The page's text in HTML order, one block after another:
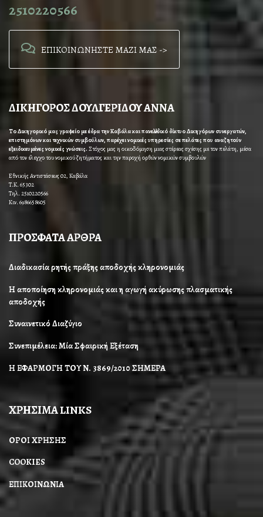
2510220566
ΕΠΙΚΟΙΝΩΝΗΣΤΕ ΜΑΖΙ ΜΑΣ ->
ΔΙΚΗΓΟΡΟΣ ΔΟΥΛΓΕΡΙΔΟΥ ΑΝΝΑ
Το Δικηγορικό μας γραφείο με έδρα την Καβάλα και πανελλαδικό δίκτυο Δικηγόρων συνεργατών,
επιστημόνων και τεχνικών συμβούλων, παρέχει νομικές υπηρεσίες σε πελάτες που αναζητούν
εξειδικευμένες νομικές γνώσεις. Στόχος μας η οικοδόμηση μιας στέρεας σχέσης με τον πελάτη, μέσα
από τον έλεγχο του νομικού ζητήματος και την παροχή ορθών νομικών συμβουλών
Εθνικής Αντιστάσεως 02, Καβάλα
Τ.Κ. 65302
Τηλ. 2510220566
Κιν. 6986658605
ΠΡΟΣΦΑΤΑ ΑΡΘΡΑ
Διαδικασία ρητής πράξης αποδοχής κληρονομιάς
Η αποποίηση κληρονομιάς και η αγωγή ακύρωσης πλασματικής
αποδοχής
Συναινετικό Διαζύγιο
Συνεπιμέλεια: Μία Σφαιρική Εξέταση
Η ΕΦΑΡΜΟΓΗ ΤΟΥ Ν. 3869/2010 ΣΗΜΕΡΑ
ΧΡΗΣΙΜΑ LINKS
ΟΡΟΙ ΧΡΗΣΗΣ
COOKIES
ΕΠΙΚΟΙΝΩΝΙΑ